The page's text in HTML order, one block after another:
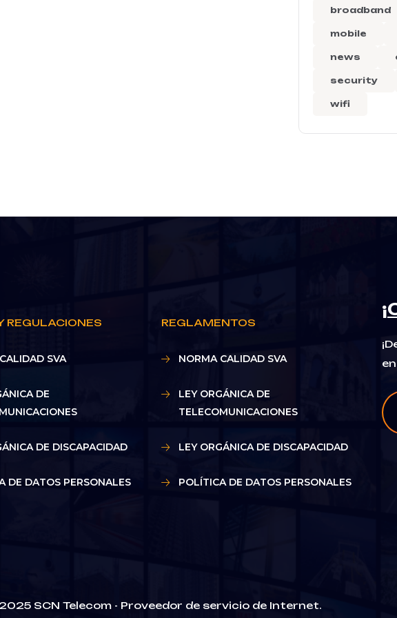
broadband
mobile
news
security
wifi
REGULACIONES
SVA
DE
DE DISCAPACIDAD
DE DATOS PERSONALES
REGLAMENTOS
NORMA CALIDAD SVA
LEY ORGÁNICA DE
TELECOMUNICACIONES
LEY ORGÁNICA DE DISCAPACIDAD
POLÍTICA DE DATOS PERSONALES
SCN Telecom - Proveedor de servicio de Internet.